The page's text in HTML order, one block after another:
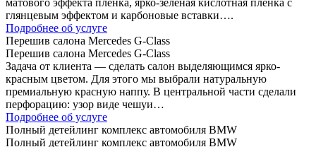
матового эффекта пленка, ярко-зеленая кислотная пленка с
глянцевым эффектом и карбоновые вставки….
Подробнее об услуге
Перешив салона Mercedes G-Class
Перешив салона Mercedes G-Class
Задача от клиента — сделать салон выделяющимся ярко-
красным цветом. Для этого мы выбрали натуральную
премиальную красную наппу. В центральной части сделали
перфорацию: узор виде чешуи…
Подробнее об услуге
Полный детейлинг комплекс автомобиля BMW
Полный детейлинг комплекс автомобиля BMW